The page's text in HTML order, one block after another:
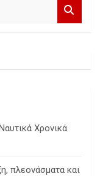
Χρονικά
πλεονάσματα και